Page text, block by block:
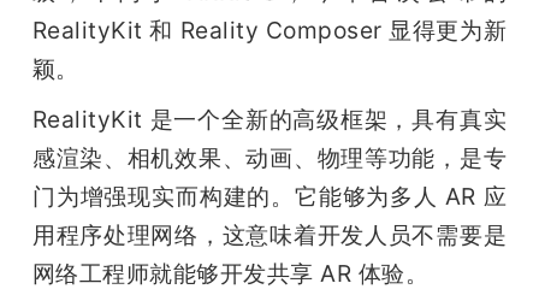
RealityKit 和 Reality Composer 显得更为新
颖。
RealityKit 是一个全新的高级框架，具有真实
感渲染、相机效果、动画、物理等功能，是专
门为增强现实而构建的。它能够为多人 AR 应
用程序处理网络，这意味着开发人员不需要是
网络工程师就能够开发共享 AR 体验。